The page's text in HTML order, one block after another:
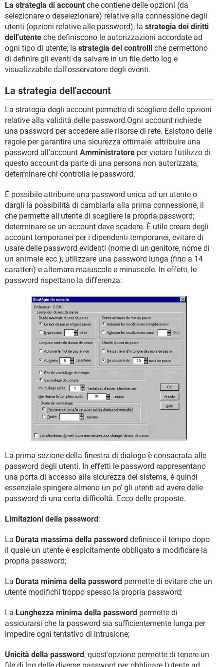
La strategia di account che contiene delle opzioni (da
selezionare o deselezionare) relative alla connessione degli
utenti (opzioni relative alle password); la strategia dei diritti
dell'utente che definiscono le autorizzazioni accordate ad
ogni tipo di utente; la strategia dei controlli che permettono
di definire gli eventi da salvare in un file detto log e
visualizzabile dall'osservatore degli eventi.
La strategia dell'account
La strategia degli account permette di scegliere delle opzioni
relative alla validità delle password.Ogni account richiede
una password per accedere alle risorse di rete. Esistono delle
regole per garantire una sicurezza ottimale: attribuire una
password all'account Amministratore per vietare l'utilizzo di
questo account da parte di una persona non autorizzata;
determinare chi controlla le password.
È possibile attribuire una password unica ad un utente o
dargli la possibilità di cambiarla alla prima connessione, il
che permette all'utente di scegliere la propria password;
determinare se un account deve scadere. È utile creare degli
account temporanei per i dipendenti temporanei, evitare di
usare delle password evidenti (nome di un genitore, nome di
un animale ecc.), utilizzare una password lunga (fino a 14
caratteri) e alternare maiuscole e minuscole. In effetti, le
password rispettano la differenza:
La prima sezione della finestra di dialogo è consacrata alle
password degli utenti. In effetti le password rappresentano
una porta di accesso alla sicurezza del sistema, è quindi
essenziale spingere almeno un po' gli utenti ad avere delle
password di una certa difficoltà. Ecco delle proposte.
Limitazioni della password:
La Durata massima della password definisce il tempo dopo
il quale un utente è espicitamente obbligato a modificare la
propria password;
La Durata minima della password permette di evitare che un
utente modifichi troppo spesso la propria password;
La Lunghezza minima della password permette di
assicurarsi che la password sia sufficientemente lunga per
impedire ogni tentativo di intrusione;
Unicità della password, quest'opzione permette di tenere un